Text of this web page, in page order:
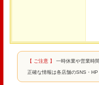
【 ご注意 】 一時休業や営業時
正確な情報は各店舗のSNS・